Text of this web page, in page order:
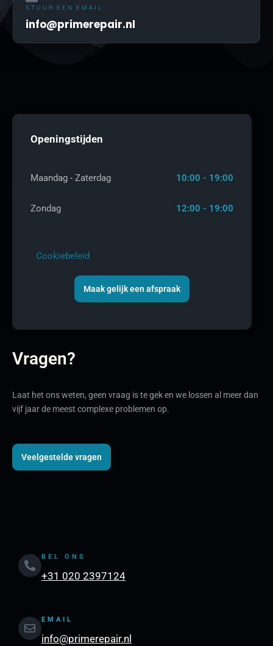
STUUR EEN EMAIL
info@primerepair.nl
Openingstijden
Maandag - Zaterdag 10:00 - 19:00
Zondag 12:00 - 19:00
Cookiebeleid
Maak gelijk een afspraak
Vragen?
Laat het ons weten, geen vraag is te gek en we lossen al meer dan
vijf jaar de meest complexe problemen op.
Veelgestelde vragen
BEL ONS
+31 020 2397124
EMAIL
info@primerepair.nl